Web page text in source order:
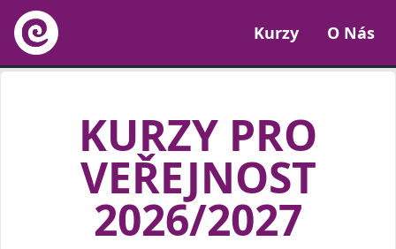
Kurzy O Nás
KURZY PRO
VEŘEJNOST
2026/2027